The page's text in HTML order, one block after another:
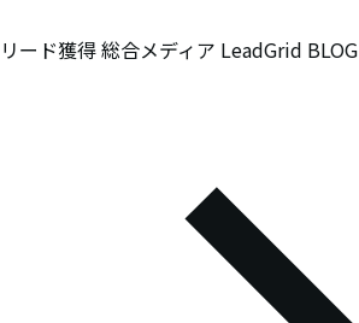
リード獲得 総合メディア LeadGrid BLOG